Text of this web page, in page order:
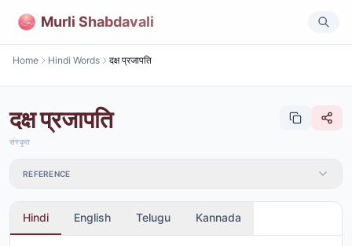
Murli Shabdavali
Home Hindi Words दक्ष प्रजापति
दक्ष प्रजापति
संस्कृत
REFERENCE
Hindi English Telugu Kannada